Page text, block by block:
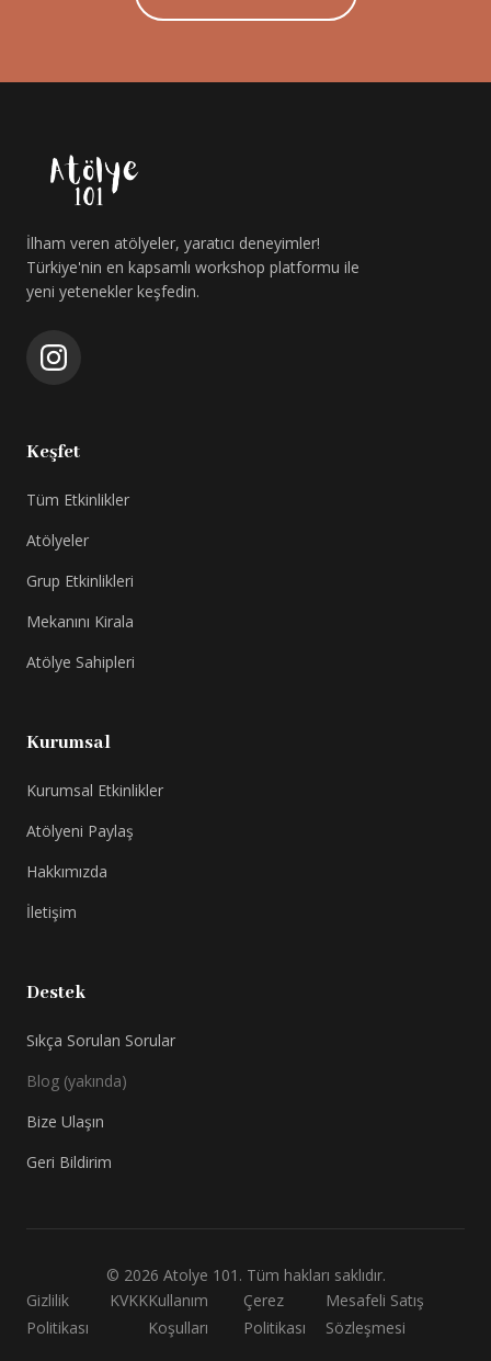
İlham veren atölyeler, yaratıcı deneyimler!
Türkiye'nin en kapsamlı workshop platformu ile
yeni yetenekler keşfedin.
Keşfet
Tüm Etkinlikler
Atölyeler
Grup Etkinlikleri
Mekanını Kirala
Atölye Sahipleri
Kurumsal
Kurumsal Etkinlikler
Atölyeni Paylaş
Hakkımızda
İletişim
Destek
Sıkça Sorulan Sorular
Blog (yakında)
Bize Ulaşın
Geri Bildirim
© 2026 Atolye 101. Tüm hakları saklıdır.
Gizlilik
Politikası
KVKKKullanım
Koşulları
Çerez
Politikası
Mesafeli Satış
Sözleşmesi